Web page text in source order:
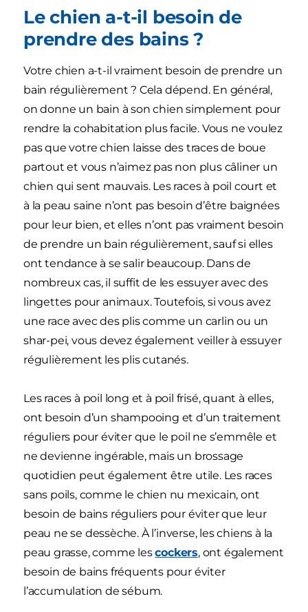
Le chien a-t-il besoin de
prendre des bains ?
Votre chien a-t-il vraiment besoin de prendre un
bain régulièrement ? Cela dépend. En général,
on donne un bain à son chien simplement pour
rendre la cohabitation plus facile. Vous ne voulez
pas que votre chien laisse des traces de boue
partout et vous n’aimez pas non plus câliner un
chien qui sent mauvais. Les races à poil court et
à la peau saine n’ont pas besoin d’être baignées
pour leur bien, et elles n’ont pas vraiment besoin
de prendre un bain régulièrement, sauf si elles
ont tendance à se salir beaucoup. Dans de
nombreux cas, il suffit de les essuyer avec des
lingettes pour animaux. Toutefois, si vous avez
une race avec des plis comme un carlin ou un
shar-pei, vous devez également veiller à essuyer
régulièrement les plis cutanés.
Les races à poil long et à poil frisé, quant à elles,
ont besoin d’un shampooing et d’un traitement
réguliers pour éviter que le poil ne s’emmêle et
ne devienne ingérable, mais un brossage
quotidien peut également être utile. Les races
sans poils, comme le chien nu mexicain, ont
besoin de bains réguliers pour éviter que leur
peau ne se dessèche. À l’inverse, les chiens à la
peau grasse, comme lescockers, ont également
besoin de bains fréquents pour éviter
l’accumulation de sébum.